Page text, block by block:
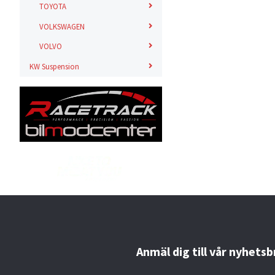
TOYOTA
VOLKSWAGEN
VOLVO
KW Suspension
Anmäl dig till vår